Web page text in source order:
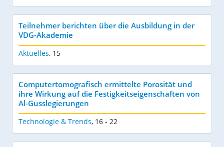
Teilnehmer berichten über die Ausbildung in der
VDG-Akademie
Aktuelles, 15
Computertomografisch ermittelte Porosität und
ihre Wirkung auf die Festigkeitseigenschaften von
Al-Gusslegierungen
Technologie & Trends, 16 - 22